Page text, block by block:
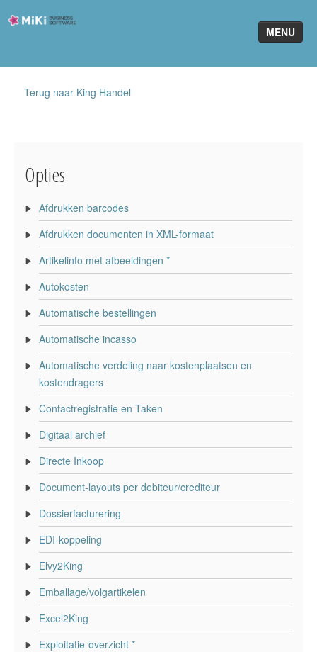
MENU
Software
Software Online
Telefonie
Partners
Klant worden
Terug naar King Handel
Opties
Afdrukken barcodes
Afdrukken documenten in XML-formaat
Artikelinfo met afbeeldingen *
Autokosten
Automatische bestellingen
Automatische incasso
Automatische verdeling naar kostenplaatsen en
kostendragers
Contactregistratie en Taken
Digitaal archief
Directe Inkoop
Document-layouts per debiteur/crediteur
Dossierfacturering
EDI-koppeling
Elvy2King
Emballage/volgartikelen
Excel2King
Exploitatie-overzicht *